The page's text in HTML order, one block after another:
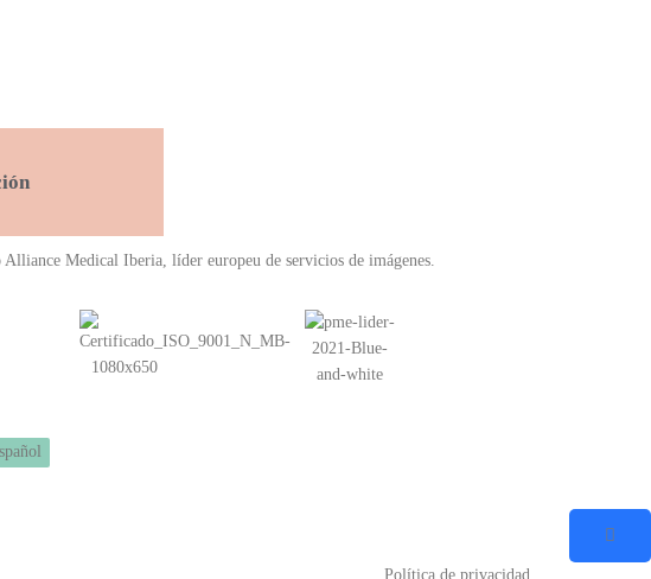
Medical Iberia, líder europeu de servicios de imágenes.
Política de privacidad